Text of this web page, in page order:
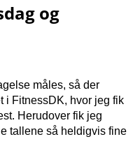
og
måles, så der
i FitnessDK, hvor jeg fik
Herudover fik jeg
tallene så heldigvis fine